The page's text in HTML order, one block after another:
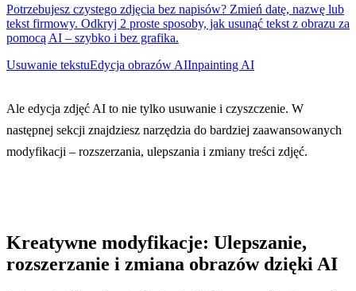
Potrzebujesz czystego zdjęcia bez napisów? Zmień datę, nazwę lub
tekst firmowy. Odkryj 2 proste sposoby, jak usunąć tekst z obrazu za
pomocą AI – szybko i bez grafika.
Usuwanie tekstuEdycja obrazów AIInpainting AI
Ale edycja zdjęć AI to nie tylko usuwanie i czyszczenie. W
następnej sekcji znajdziesz narzędzia do bardziej zaawansowanych
modyfikacji – rozszerzania, ulepszania i zmiany treści zdjęć.
Kreatywne modyfikacje: Ulepszanie,
rozszerzanie i zmiana obrazów dzięki AI